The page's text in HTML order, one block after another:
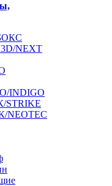
NEXT
INDIGO
STRIKE
NEOTEC